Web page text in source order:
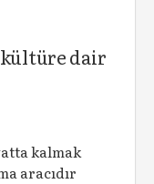
dair
kalmak
aracıdır